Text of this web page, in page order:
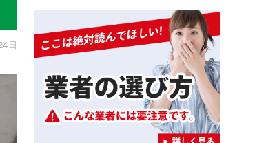
日